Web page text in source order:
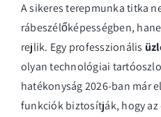
A sikeres terepmunka titka
rábeszélőképességben,
rejlik. Egy professzionális
olyan technológiai
hatékonyság 2026-ban már
funkciók biztosítják, hogy az